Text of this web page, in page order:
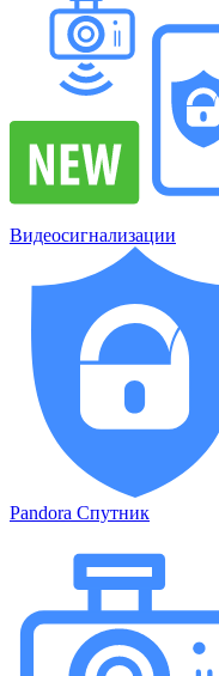
Видеосигнализации
Pandora Спутник